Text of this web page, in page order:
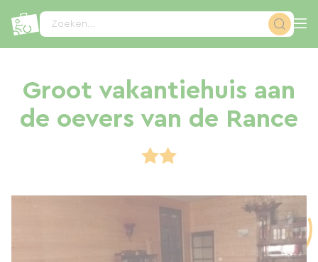
Zoeken...
Groot vakantiehuis aan
de oevers van de Rance
Cookies beheer paneel